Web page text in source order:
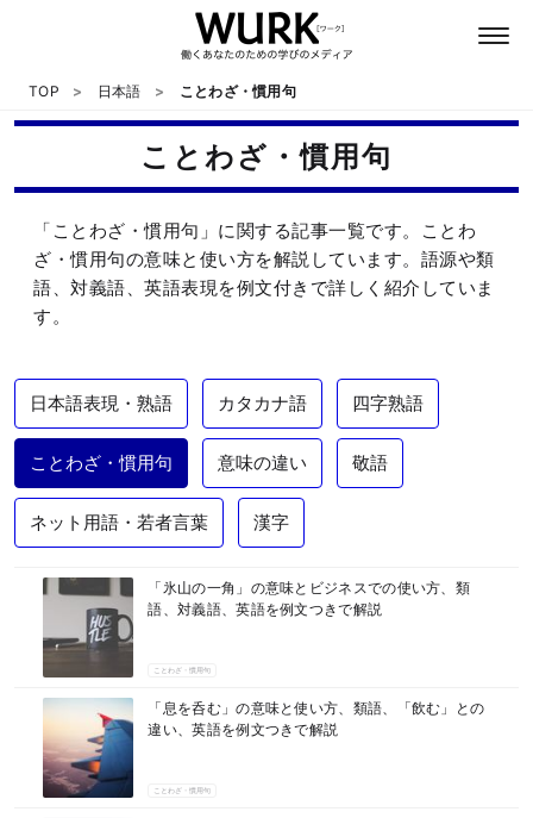
英語
教養
テクノロジー
マネー
TOP 日本語 ことわざ・慣用句
ことわざ・慣用句
「ことわざ・慣用句」に関する記事一覧です。ことわ
ざ・慣用句の意味と使い方を解説しています。語源や類
語、対義語、英語表現を例文付きで詳しく紹介していま
す。
日本語表現・熟語 カタカナ語 四字熟語
ことわざ・慣用句 意味の違い 敬語
ネット用語・若者言葉 漢字
「氷山の一角」の意味とビジネスでの使い方、類
語、対義語、英語を例文つきで解説
ことわざ・慣用句
「息を呑む」の意味と使い方、類語、「飲む」との
違い、英語を例文つきで解説
ことわざ・慣用句